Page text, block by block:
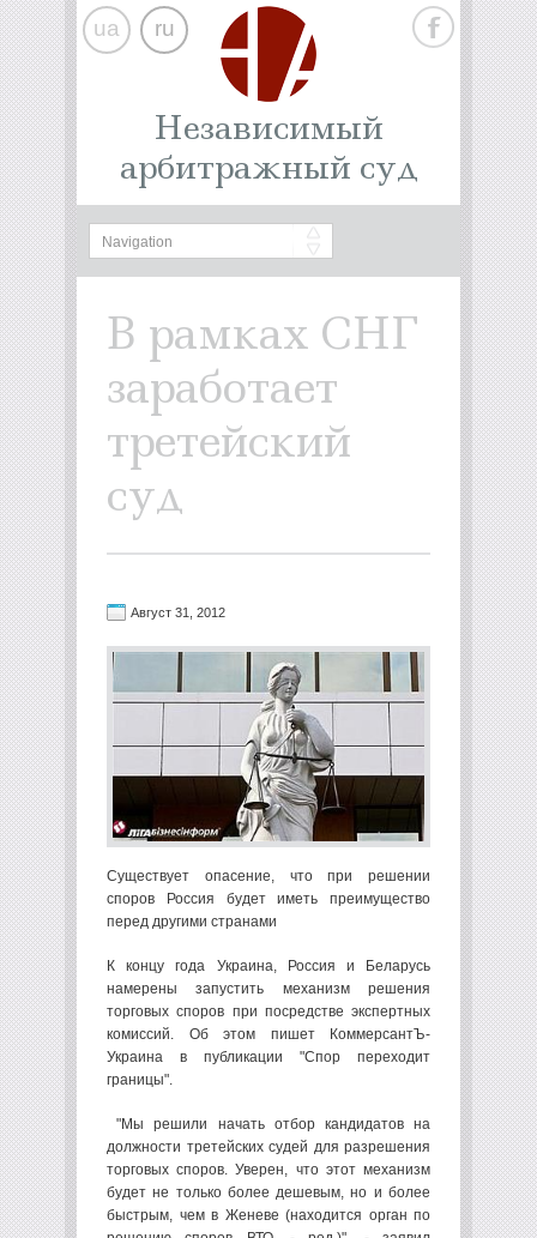
ua ru
Независимый
арбитражный суд
В рамках СНГ
заработает
третейский
суд
Август 31, 2012
Существует опасение, что при решении
споров Россия будет иметь преимущество
перед другими странами
К концу года Украина, Россия и Беларусь
намерены запустить механизм решения
торговых споров при посредстве экспертных
комиссий. Об этом пишет КоммерсантЪ-
Украина в публикации "Спор переходит
границы".
"Мы решили начать отбор кандидатов на
должности третейских судей для разрешения
торговых споров. Уверен, что этот механизм
будет не только более дешевым, но и более
быстрым, чем в Женеве (находится орган по